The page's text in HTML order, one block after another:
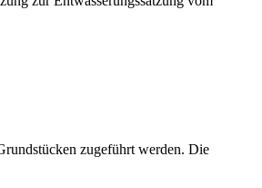
zugeführt werden. Die